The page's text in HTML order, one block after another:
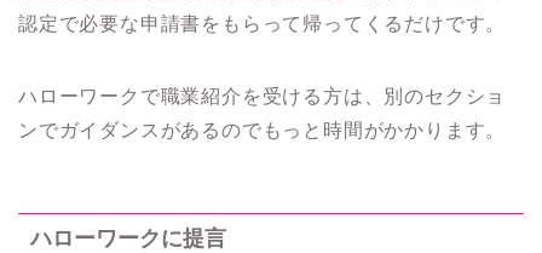
認定で必要な申請書をもらって帰ってくるだけです。
ハローワークで職業紹介を受ける方は、別のセクショ
ンでガイダンスがあるのでもっと時間がかかります。
ハローワークに提言